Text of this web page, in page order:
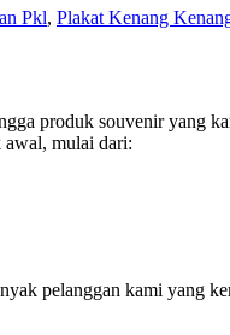
Pkl, Plakat Kenang
produk souvenir yang
awal, mulai dari:
pelanggan kami yang